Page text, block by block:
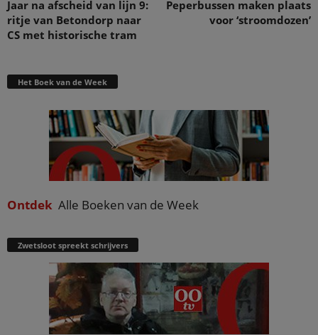
Jaar na afscheid van lijn 9:
ritje van Betondorp naar
CS met historische tram
Peperbussen maken plaats
voor ‘stroomdozen’
Het Boek van de Week
Ontdek Alle Boeken van de Week
Zwetsloot spreekt schrijvers